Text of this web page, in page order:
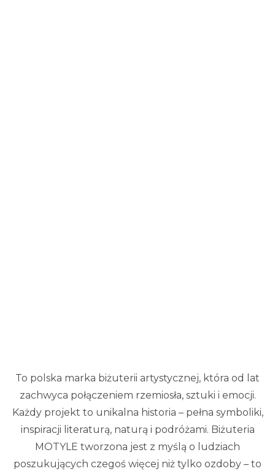
To polska marka biżuterii artystycznej, która od lat
zachwyca połączeniem rzemiosła, sztuki i emocji.
Każdy projekt to unikalna historia – pełna symboliki,
inspiracji literaturą, naturą i podróżami. Biżuteria
MOTYLE tworzona jest z myślą o ludziach
poszukujących czegoś więcej niż tylko ozdoby – to